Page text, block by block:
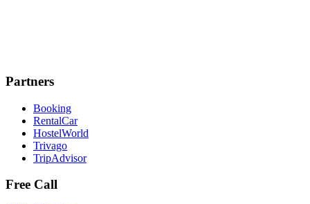
Partners
Booking
RentalCar
HostelWorld
Trivago
TripAdvisor
Free Call